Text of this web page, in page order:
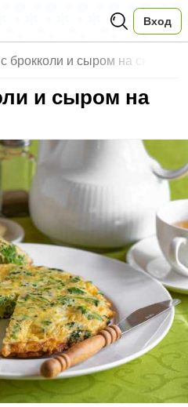
Вход
брокколи и сыром на ск
и сыром на